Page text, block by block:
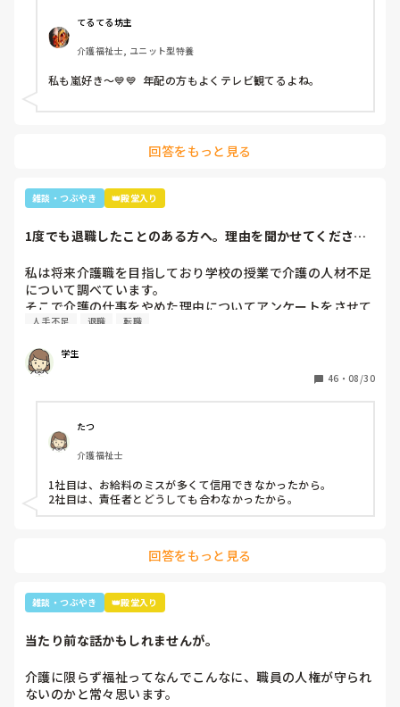
ーズが好きなのね😊」と。
大好きと伝えると「私もよ、あなた嵐は好き？」と聞かれ、
1番好きと伝えると利用者さんが嵐のメンバー3人の名前を言
っていき「後2人…。どないしよ、あと2人名前がでてけぇへ
んわ😩」と言うと近くの利用者さんが「櫻井くんと二宮くん
や」と😂😂
ムタクしか居ないこと、SMAPは解散してしまった事等伝え
言いやん😊」と(笑)
そこから利用者さんは「キムタクは工藤静香と結婚したんや
最初の嵐で私のジャニオタスイッチを破壊してきたので、入
員がその利用者さんに「この子にその話したら永遠に話すか
らあかんよ(笑)」と言われるほど(笑)
年齢や認知症の事を考えても、嵐のメンバー3人とキムタク
が誰と結婚したのか覚えていた事に驚きながらも嬉しかった
てるてる坊主
介護福祉士, ユニット型特養
私も嵐好き～💙💙  年配の方もよくテレビ観てるよね。
回答をもっと見る
雑談・つぶやき 👑殿堂入り
1度でも退職したことのある方へ。理由を聞かせてくださ
私は将来介護職を目指しており学校の授業で介護の人材不足
について調べています。
そこで介護の仕事をやめた理由についてアンケートをさせて
いただきたいです。(賃金が低い、重労働、人間関係など)
などでも教えていただけると助かります。
ご協力お願いします🙇🏻‍♀️
人手不足 退職 転職
学生
46 ・ 08/30
たつ
介護福祉士
1社目は、お給料のミスが多くて信用できなかったから。
2社目は、責任者とどうしても合わなかったから。
回答をもっと見る
雑談・つぶやき 👑殿堂入り
当たり前な話かもしれませんが。
介護に限らず福祉ってなんでこんなに、職員の人権が守られ
ないのかと常々思います。